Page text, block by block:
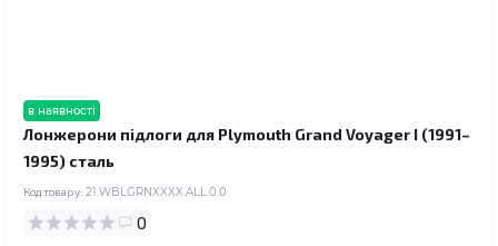
в наявності
Лонжерони підлоги для Plymouth Grand Voyager I (1991–
1995) сталь
Код товару: 21.WBLGRNXXXX.ALL.0.0
0